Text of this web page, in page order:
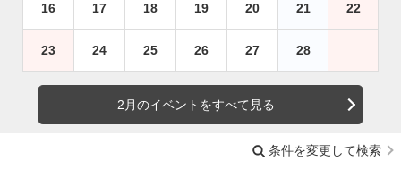
16 17 18 19 20 21 22
23 24 25 26 27 28
2月のイベントをすべて見る
条件を変更して検索